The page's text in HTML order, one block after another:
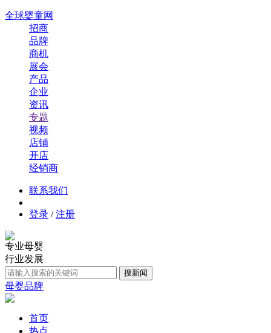
全球婴童网
招商
品牌
商机
展会
产品
企业
资讯
专题
视频
店铺
开店
经销商
联系我们
登录 /注册
专业母婴
行业发展
母婴品牌
首页
热点